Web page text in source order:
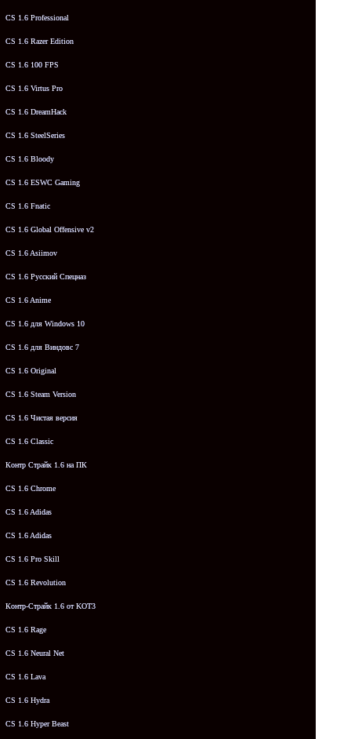
CS 1.6 Professional
CS 1.6 Razer Edition
CS 1.6 100 FPS
CS 1.6 Virtus Pro
CS 1.6 DreamHack
CS 1.6 SteelSeries
CS 1.6 Bloody
CS 1.6 ESWC Gaming
CS 1.6 Fnatic
CS 1.6 Global Offensive v2
CS 1.6 Asiimov
CS 1.6 Русский Спецназ
CS 1.6 Anime
CS 1.6 для Windows 10
CS 1.6 для Виндовс 7
CS 1.6 Original
CS 1.6 Steam Version
CS 1.6 Чистая версия
CS 1.6 Classic
Контр Страйк 1.6 на ПК
CS 1.6 Chrome
CS 1.6 Adidas
CS 1.6 Adidas
CS 1.6 Pro Skill
CS 1.6 Revolution
Контр-Страйк 1.6 от KOT3
CS 1.6 Rage
CS 1.6 Neural Net
CS 1.6 Lava
CS 1.6 Hydra
CS 1.6 Hyper Beast